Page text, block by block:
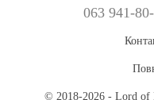
063 941-
© 2018-2026 - Lord of